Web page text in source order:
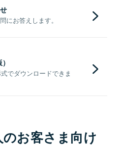
にお答えします。
でダウンロードできま
お客さま向け